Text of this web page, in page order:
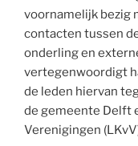
voornamelijk bezig
contacten tussen
onderling en
vertegenwoordigt
de leden hiervan
de gemeente Delft
Verenigingen